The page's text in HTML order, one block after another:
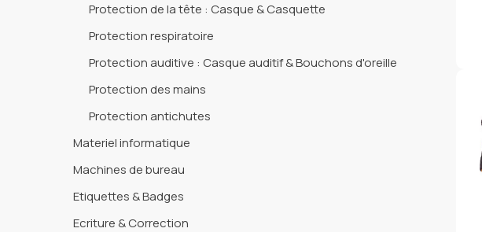
Protection de la tête : Casque & Casquette
Protection respiratoire
Protection auditive : Casque auditif & Bouchons d'oreille
Protection des mains
Protection antichutes
Materiel informatique
Machines de bureau
Etiquettes & Badges
Ecriture & Correction